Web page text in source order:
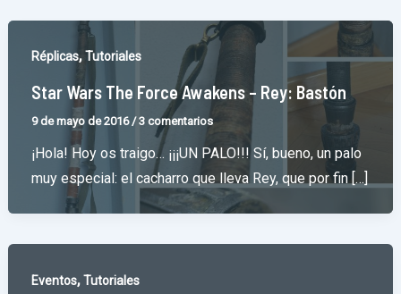
Réplicas,Tutoriales
Star Wars The Force Awakens – Rey: Bastón
9 de mayo de 2016 /3 comentarios
¡Hola! Hoy os traigo… ¡¡¡UN PALO!!! Sí, bueno, un palo
muy especial: el cacharro que lleva Rey, que por fin […]
Eventos,Tutoriales